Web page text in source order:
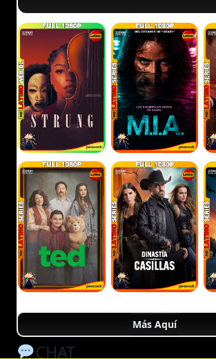
Más Aquí
CHAT